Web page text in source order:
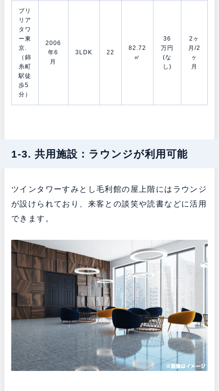
ブリ
リア
タワ
ー東
京.
（錦
糸町
駅徒
歩5
分）
2006
年6
月
3LDK 22
82.72
㎡
36
万円
(な
し)
2ヶ
月/2
ヶ
月
1-3. 共用施設：ラウンジが利用可能
ツインタワーすみとし毛利館の屋上階にはラウンジ
が設けられており、来客との談笑や読書などに活用
できます。